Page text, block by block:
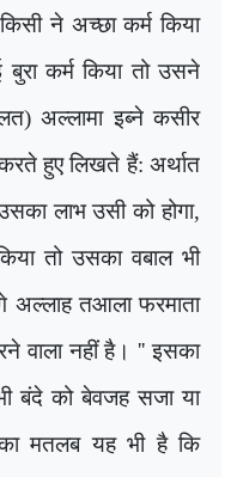
ने अच्छा कर्म किया
कर्म किया तो उसने
अल्लामा इब्ने कसीर
हुए लिखते हैं: अर्थात
लाभ उसी को होगा,
तो उसका वबाल भी
तआला फरमाता
वाला नहीं है।''इसका
बंदे को बेवजह सजा या
मतलब यह भी है कि